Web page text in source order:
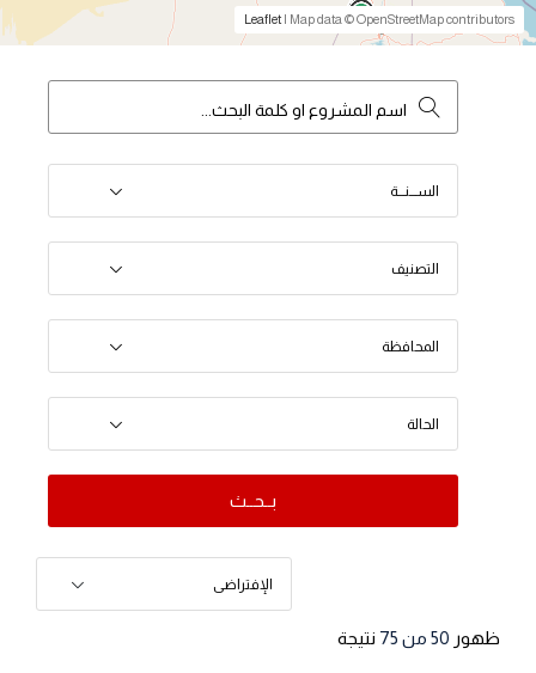
Leaflet | Map data © OpenStreetMap contributors
الســـنـــة
التصنيف
المحافظة
الحالة
بــحــث
الإفتراضى
ظهور 50 من 75 نتيجة